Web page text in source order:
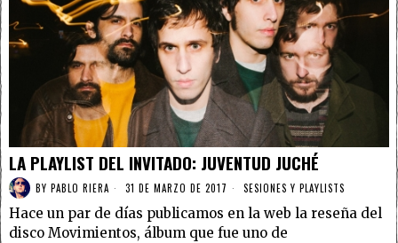
LA PLAYLIST DEL INVITADO: JUVENTUD JUCHÉ
BY PABLO RIERA 31 DE MARZO DE 2017 SESIONES Y PLAYLISTS
Hace un par de días publicamos en la web la reseña del
disco Movimientos, álbum que fue uno de